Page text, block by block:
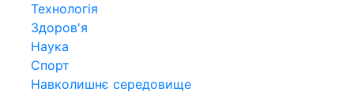
Технологія
Здоров'я
Наука
Спорт
Навколишнє середовище